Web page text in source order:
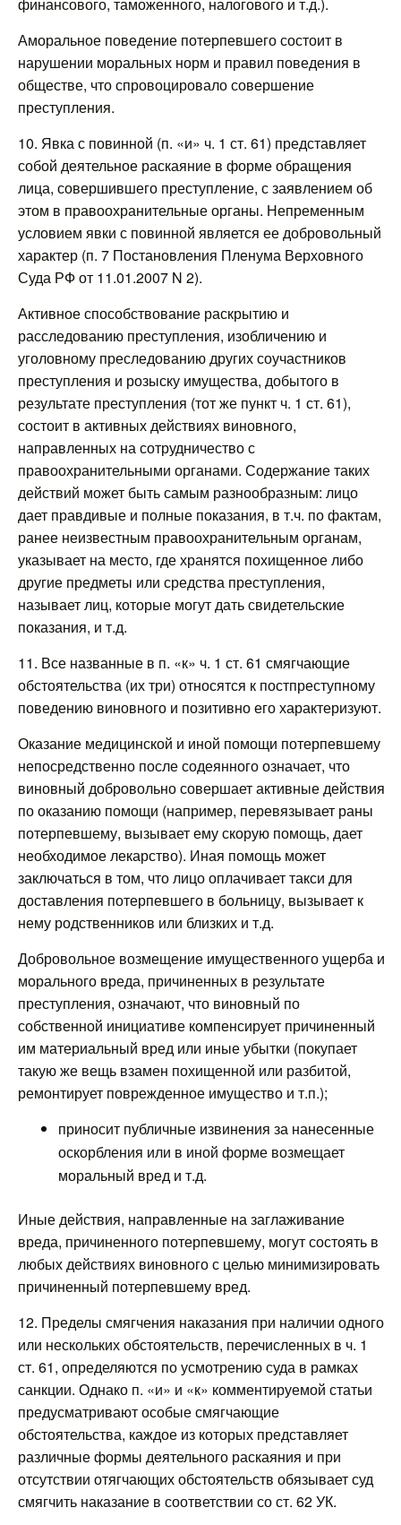
финансового, таможенного, налогового и т.д.).
Аморальное поведение потерпевшего состоит в
нарушении моральных норм и правил поведения в
обществе, что спровоцировало совершение
преступления.
10. Явка с повинной (п. «и» ч. 1 ст. 61) представляет
собой деятельное раскаяние в форме обращения
лица, совершившего преступление, с заявлением об
этом в правоохранительные органы. Непременным
условием явки с повинной является ее добровольный
характер (п. 7 Постановления Пленума Верховного
Суда РФ от 11.01.2007 N 2).
Активное способствование раскрытию и
расследованию преступления, изобличению и
уголовному преследованию других соучастников
преступления и розыску имущества, добытого в
результате преступления (тот же пункт ч. 1 ст. 61),
состоит в активных действиях виновного,
направленных на сотрудничество с
правоохранительными органами. Содержание таких
действий может быть самым разнообразным: лицо
дает правдивые и полные показания, в т.ч. по фактам,
ранее неизвестным правоохранительным органам,
указывает на место, где хранятся похищенное либо
другие предметы или средства преступления,
называет лиц, которые могут дать свидетельские
показания, и т.д.
11. Все названные в п. «к» ч. 1 ст. 61 смягчающие
обстоятельства (их три) относятся к постпреступному
поведению виновного и позитивно его характеризуют.
Оказание медицинской и иной помощи потерпевшему
непосредственно после содеянного означает, что
виновный добровольно совершает активные действия
по оказанию помощи (например, перевязывает раны
потерпевшему, вызывает ему скорую помощь, дает
необходимое лекарство). Иная помощь может
заключаться в том, что лицо оплачивает такси для
доставления потерпевшего в больницу, вызывает к
нему родственников или близких и т.д.
Добровольное возмещение имущественного ущерба и
морального вреда, причиненных в результате
преступления, означают, что виновный по
собственной инициативе компенсирует причиненный
им материальный вред или иные убытки (покупает
такую же вещь взамен похищенной или разбитой,
ремонтирует поврежденное имущество и т.п.);
приносит публичные извинения за нанесенные
оскорбления или в иной форме возмещает
моральный вред и т.д.
Иные действия, направленные на заглаживание
вреда, причиненного потерпевшему, могут состоять в
любых действиях виновного с целью минимизировать
причиненный потерпевшему вред.
12. Пределы смягчения наказания при наличии одного
или нескольких обстоятельств, перечисленных в ч. 1
ст. 61, определяются по усмотрению суда в рамках
санкции. Однако п. «и» и «к» комментируемой статьи
предусматривают особые смягчающие
обстоятельства, каждое из которых представляет
различные формы деятельного раскаяния и при
отсутствии отягчающих обстоятельств обязывает суд
смягчить наказание в соответствии со ст. 62 УК.